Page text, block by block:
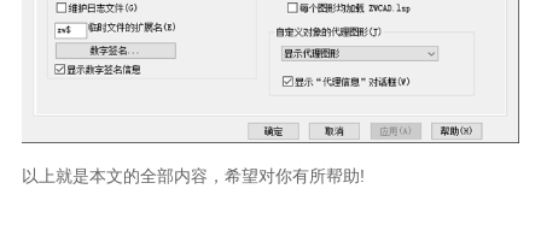
以上就是本文的全部内容，希望对你有所帮助!